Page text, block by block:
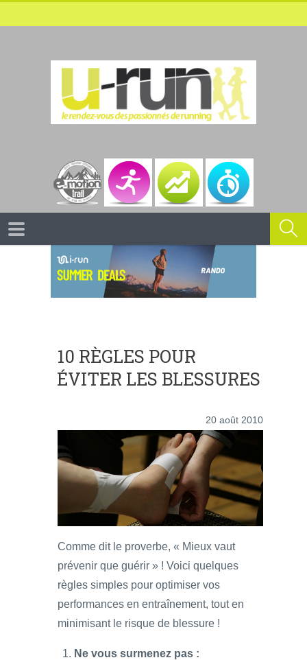
10 RÈGLES POUR
ÉVITER LES BLESSURES
20 août 2010
Comme dit le proverbe, « Mieux vaut
prévenir que guérir » ! Voici quelques
règles simples pour optimiser vos
performances en entraînement, tout en
minimisant le risque de blessure !
Ne vous surmenez pas :